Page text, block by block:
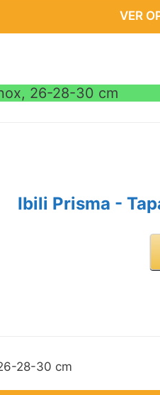
VER
26-28-30 cm
Ibili Prisma -
28-30 cm